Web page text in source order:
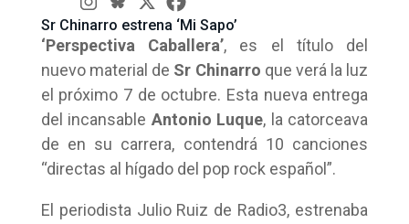
Sr Chinarro estrena ‘Mi Sapo’
‘Perspectiva Caballera’, es el título del
nuevo material de Sr Chinarro que verá la luz
el próximo 7 de octubre. Esta nueva entrega
del incansable Antonio Luque, la catorceava
de en su carrera, contendrá 10 canciones
“directas al hígado del pop rock español”.
El periodista Julio Ruiz de Radio3, estrenaba